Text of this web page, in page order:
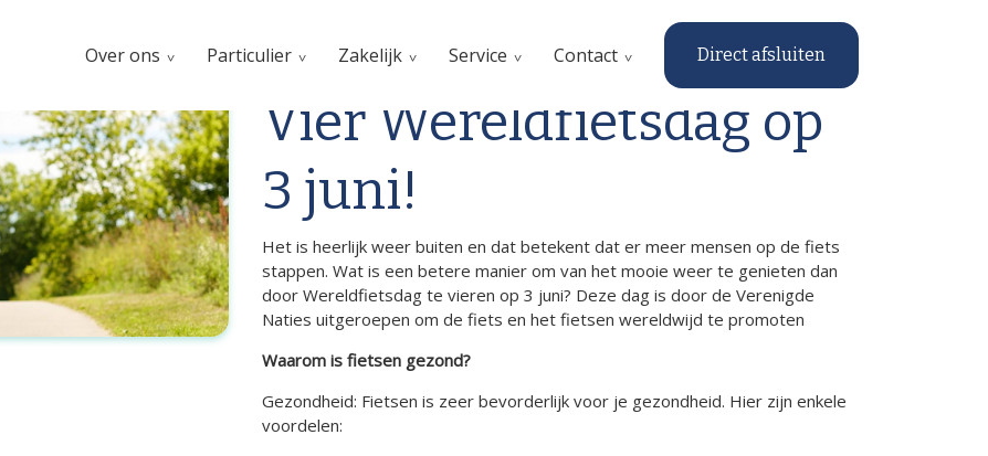
Over ons Particulier Zakelijk Service Contact Direct afsluiten
Vier Wereldfietsdag op
3 juni!
Het is heerlijk weer buiten en dat betekent dat er meer mensen op de fiets
stappen. Wat is een betere manier om van het mooie weer te genieten dan
door Wereldfietsdag te vieren op 3 juni? Deze dag is door de Verenigde
Naties uitgeroepen om de fiets en het fietsen wereldwijd te promoten
Waarom is fietsen gezond?
Gezondheid: Fietsen is zeer bevorderlijk voor je gezondheid. Hier zijn enkele
voordelen: